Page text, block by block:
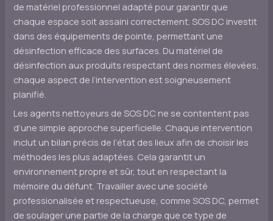
de matériel professionnel adapté pour garantir que
chaque espace soit assaini correctement. SOS DC investit
dans des équipements de pointe, permettant une
désinfection efficace des surfaces. Du matériel de
désinfection aux produits respectant des normes élevées,
chaque aspect de l’intervention est soigneusement
planifié.
Les agents nettoyeurs de SOS DC ne se contentent pas
d’une simple approche superficielle. Chaque intervention
inclut un bilan précis de l’état des lieux afin de choisir les
méthodes les plus adaptées. Cela garantit un
environnement propre et sûr, tout en respectant la
mémoire du défunt. Travailler avec une société
professionalisée et respectueuse, comme SOS DC, permet
de soulager une partie de la charge que ce type de